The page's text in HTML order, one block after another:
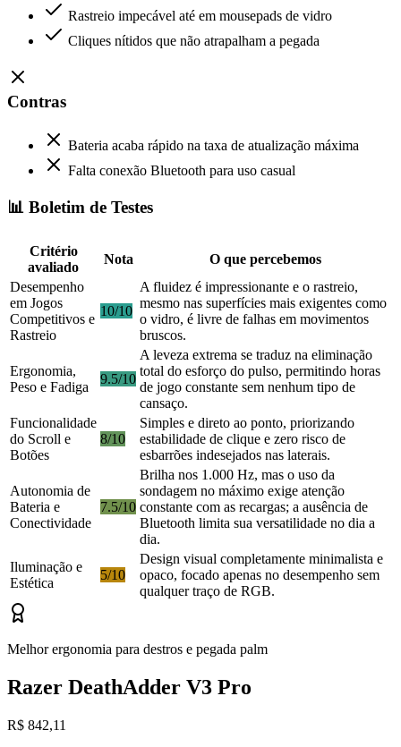
Rastreio impecável até em mousepads de vidro
Cliques nítidos que não atrapalham a pegada
Contras
Bateria acaba rápido na taxa de atualização máxima
Falta conexão Bluetooth para uso casual
📊 Boletim de Testes
Critério
avaliado
Nota
O que percebemos
Desempenho
em Jogos
Competitivos e
Rastreio
10/10
A fluidez é impressionante e o rastreio,
mesmo nas superfícies mais exigentes como
o vidro, é livre de falhas em movimentos
bruscos.
Ergonomia,
Peso e Fadiga
9.5/10
A leveza extrema se traduz na eliminação
total do esforço do pulso, permitindo horas
de jogo constante sem nenhum tipo de
cansaço.
Funcionalidade
do Scroll e
Botões
8/10
Simples e direto ao ponto, priorizando
estabilidade de clique e zero risco de
esbarrões indesejados nas laterais.
Autonomia de
Bateria e
Conectividade
7.5/10
Brilha nos 1.000 Hz, mas o uso da
sondagem no máximo exige atenção
constante com as recargas; a ausência de
Bluetooth limita sua versatilidade no dia a
dia.
Iluminação e
Estética
5/10
Design visual completamente minimalista e
opaco, focado apenas no desempenho sem
qualquer traço de RGB.
Melhor ergonomia para destros e pegada palm
Razer DeathAdder V3 Pro
R$ 842,11